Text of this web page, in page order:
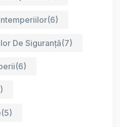
(6)
De Siguranță(7)
(6)
(5)